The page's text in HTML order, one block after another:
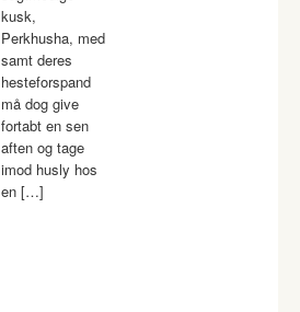
kusk,
Perkhusha, med
samt deres
hesteforspand
må dog give
fortabt en sen
aften og tage
imod husly hos
en […]